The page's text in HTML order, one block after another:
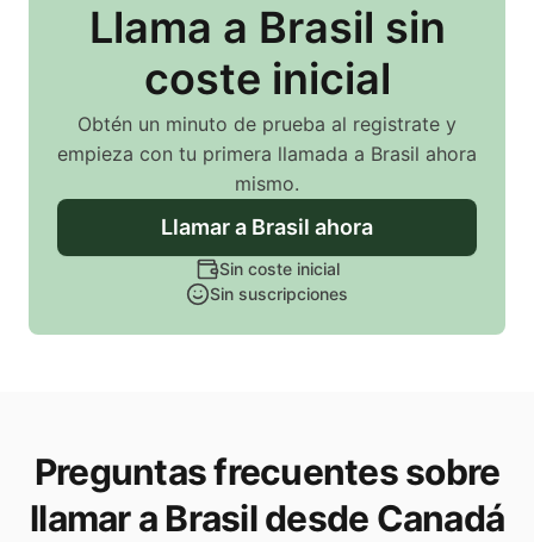
Llama a Brasil sin
coste inicial
Obtén un minuto de prueba al registrate y
empieza con tu primera llamada a Brasil ahora
mismo.
Llamara Brasil ahora
Sin coste inicial
Sin suscripciones
Preguntas frecuentes sobre
llamar a Brasil desde Canadá